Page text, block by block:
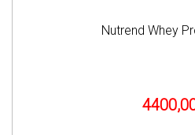
Nutrend Whey